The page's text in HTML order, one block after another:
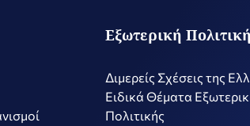
Εξωτερική Πολιτική
Διμερείς Σχέσεις της
Ειδικά Θέματα
Πολιτικής